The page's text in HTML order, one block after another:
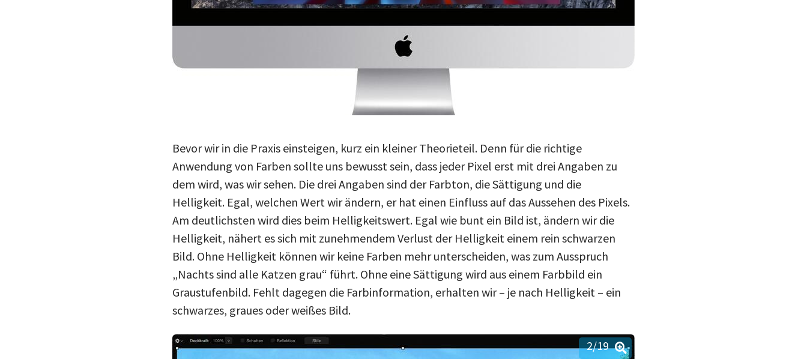
Bevor wir in die Praxis einsteigen, kurz ein kleiner Theorieteil. Denn für die richtige
Anwendung von Farben sollte uns bewusst sein, dass jeder Pixel erst mit drei Angaben zu
dem wird, was wir sehen. Die drei Angaben sind der Farbton, die Sättigung und die
Helligkeit. Egal, welchen Wert wir ändern, er hat einen Einfluss auf das Aussehen des Pixels.
Am deutlichsten wird dies beim Helligkeitswert. Egal wie bunt ein Bild ist, ändern wir die
Helligkeit, nähert es sich mit zunehmendem Verlust der Helligkeit einem rein schwarzen
Bild. Ohne Helligkeit können wir keine Farben mehr unterscheiden, was zum Ausspruch
„Nachts sind alle Katzen grau“ führt. Ohne eine Sättigung wird aus einem Farbbild ein
Graustufenbild. Fehlt dagegen die Farbinformation, erhalten wir – je nach Helligkeit – ein
schwarzes, graues oder weißes Bild.
2/19